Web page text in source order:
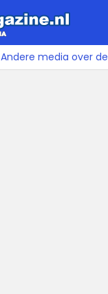
Andere media over